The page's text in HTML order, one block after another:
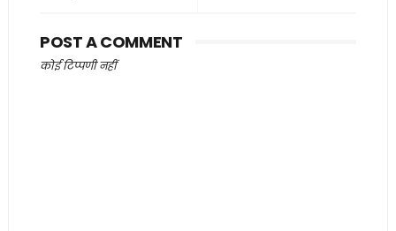
POST A COMMENT
कोई टिप्पणी नहीं